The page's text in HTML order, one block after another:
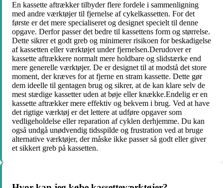
En kassette aftrækker tilbyder flere fordele i sammenligning
med andre værktøjer til fjernelse af cykelkassetten. For det
første er det mere specialiseret og designet specielt til denne
opgave. Derfor passer det bedre til kassettens form og størrelse.
Dette sikrer et godt greb og minimerer risikoen for beskadigelse
af kassetten eller værktøjet under fjernelsen.Derudover er
kassette aftrækkere normalt mere holdbare og slidstærke end
mere generelle værktøjer. De er designet til at modstå det store
moment, der kræves for at fjerne en stram kassette. Dette gør
dem ideelle til gentagen brug og sikrer, at de kan klare selv de
mest stædige kassetter uden at bøje eller knække.Endelig er en
kassette aftrækker mere effektiv og bekvem i brug. Ved at have
det rigtige værktøj er det lettere at udføre opgaver som
vedligeholdelse eller reparation af cyklen derhjemme. Du kan
også undgå unødvendig tidsspilde og frustration ved at bruge
alternative værktøjer, der måske ikke passer så godt eller giver
et sikkert greb på kassetten.